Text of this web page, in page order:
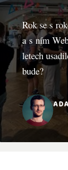
Rok se s
a s ním
letech
bude?